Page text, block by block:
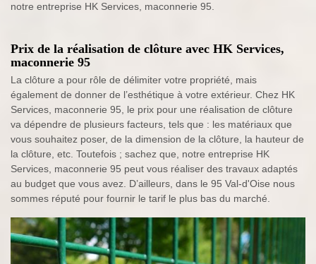
notre entreprise HK Services, maconnerie 95.
Prix de la réalisation de clôture avec HK Services,
maconnerie 95
La clôture a pour rôle de délimiter votre propriété, mais
également de donner de l’esthétique à votre extérieur. Chez HK
Services, maconnerie 95, le prix pour une réalisation de clôture
va dépendre de plusieurs facteurs, tels que : les matériaux que
vous souhaitez poser, de la dimension de la clôture, la hauteur de
la clôture, etc. Toutefois ; sachez que, notre entreprise HK
Services, maconnerie 95 peut vous réaliser des travaux adaptés
au budget que vous avez. D’ailleurs, dans le 95 Val-d'Oise nous
sommes réputé pour fournir le tarif le plus bas du marché.